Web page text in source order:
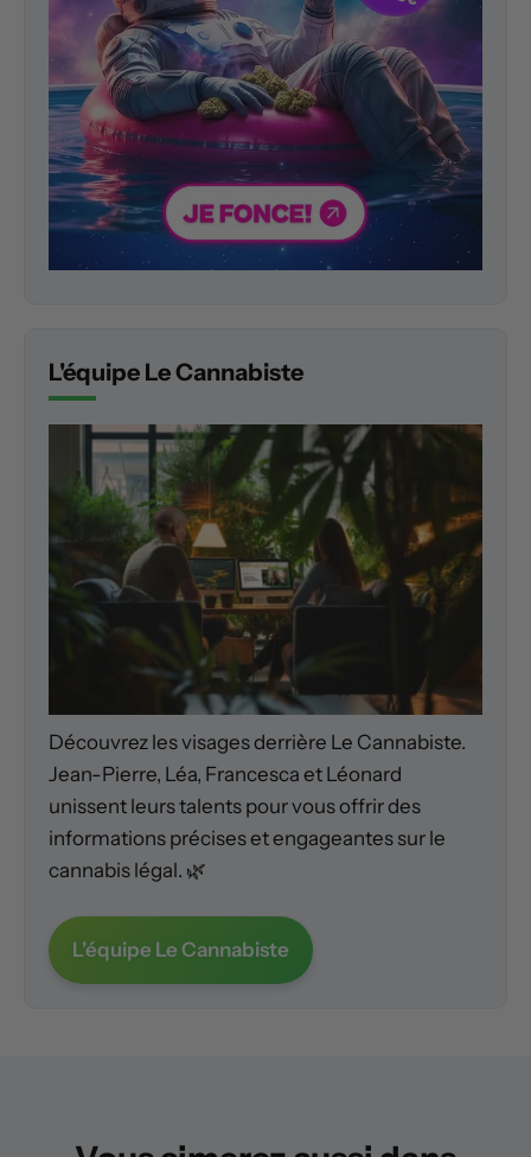
L'équipe Le Cannabiste
Découvrez les visages derrière Le Cannabiste.
Jean-Pierre, Léa, Francesca et Léonard
unissent leurs talents pour vous offrir des
informations précises et engageantes sur le
cannabis légal. 🌿
L'équipe Le Cannabiste